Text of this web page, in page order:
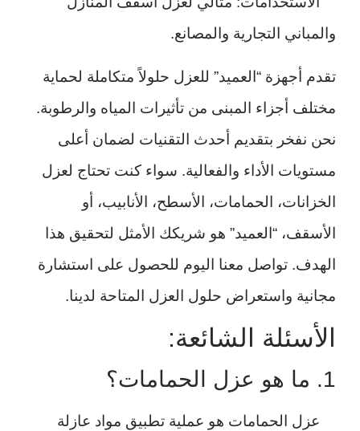
والمباني التجارية والمصانع.
تقدم أجهزة “العميد” للعزل حلولاً متكاملة لحماية
مختلف أجزاء المبنى من تأثيرات المياه والرطوبة.
نحن نفخر بتقديم أحدث التقنيات لضمان أعلى
مستويات الأداء والفعالية. سواء كنت تحتاج لعزل
الخزانات، الحمامات، الأسطح، الأنابيب، أو
الأسقف، “العميد” هو شريكك الأمثل لتحقيق هذا
الهدف. تواصل معنا اليوم للحصول على استشارة
مجانية واستعراض حلول العزل المتاحة لدينا.
الأسئلة الشائعة:
1. ما هو عزل الحمامات؟
عزل الحمامات هو عملية تطبيق مواد عازلة